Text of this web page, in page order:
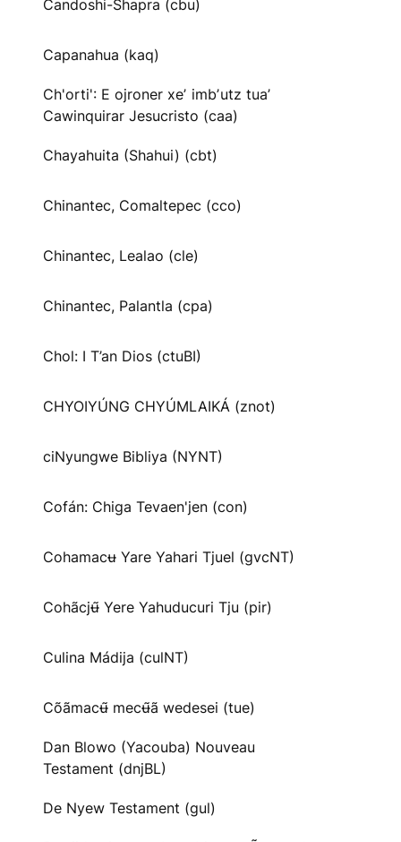
Candoshi-Shapra (cbu)
Capanahua (kaq)
Ch'orti': E ojroner xeʼ imbʼutz tuaʼ
Cawinquirar Jesucristo (caa)
Chayahuita (Shahui) (cbt)
Chinantec, Comaltepec (cco)
Chinantec, Lealao (cle)
Chinantec, Palantla (cpa)
Chol: I T’an Dios (ctuBI)
CHYOIYÚNG CHYÚMLAIKÁ (znot)
ciNyungwe Bibliya (NYNT)
Cofán: Chiga Tevaen'jen (con)
Cohamacʉ Yare Yahari Tjuel (gvcNT)
Cohãcjʉ̃ Yere Yahuducuri Tju (pir)
Culina Mádija (culNT)
Cõãmacʉ̃ mecʉ̃ã wedesei (tue)
Dan Blowo (Yacouba) Nouveau
Testament (dnjBL)
De Nyew Testament (gul)